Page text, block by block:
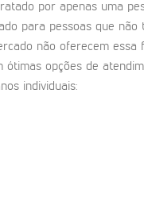
por apenas uma
para pessoas que não
não oferecem essa
opções de
individuais: